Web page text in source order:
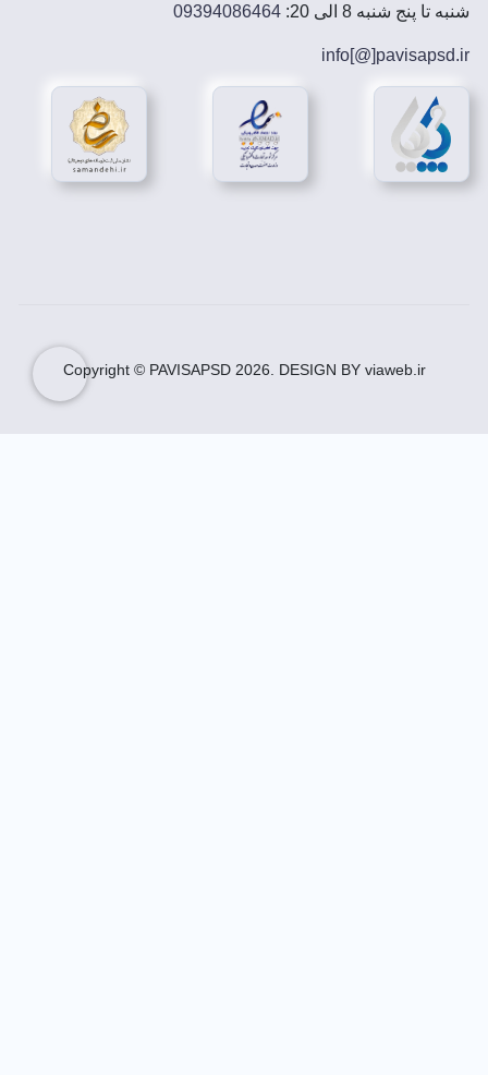
شنبه تا پنج شنبه 8 الی 20: 09394086464
info[@]pavisapsd.ir
Copyright © PAVISAPSD 2026 . DESIGN BY viaweb.ir